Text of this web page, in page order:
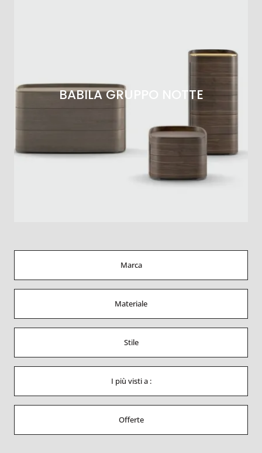
Marca
Materiale
Stile
I più visti a :
Offerte
BABILA GRUPPO NOTTE